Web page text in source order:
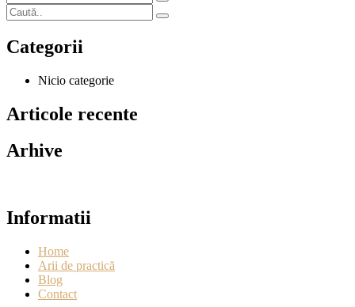
Categorii
Nicio categorie
Articole recente
Arhive
Informatii
Home
Arii de practică
Blog
Contact